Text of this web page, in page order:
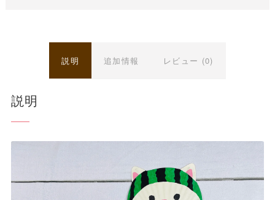
説明 追加情報 レビュー (0)
説明